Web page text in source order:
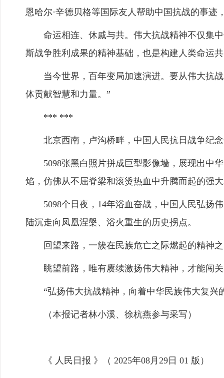
恩哈尔·辛德贝格等国际友人帮助中国抗战的事
命运相连、休戚与共。伟大抗战精神不仅集中
斯战争胜利成果的精神基础，也是构建人类命运
当今世界，百年变局加速演进。要从伟大抗战
体贡献智慧和力量。”
*** ***
北京西南，卢沟桥畔，中国人民抗日战争纪
5098张黑白照片拼成巨型影像墙，展现出中华
焰，仿佛从不屈脊梁和滚烫热血中升腾而起的强
5098个日夜，14年浴血奋战，中国人民弘扬伟
陆沉走向凤凰涅槃、浴火重生的历史拐点。
回望来路，一簇在民族危亡之际燃起的精神之
眺望前路，唯有赓续激扬伟大精神，才能闯
“弘扬伟大抗战精神，向着中华民族伟大复兴
（本报记者林小溪、徐杭燕参与采写）
《 人民日报 》（ 2025年08月29日 01 版）